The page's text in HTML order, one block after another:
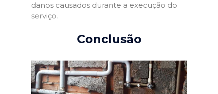
danos causados durante a execução do
serviço.
Conclusão